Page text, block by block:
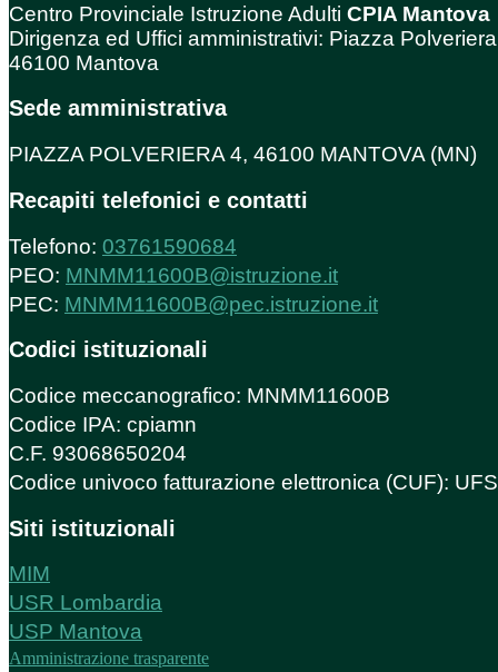
Centro Provinciale Istruzione Adulti CPIA Mantova
Dirigenza ed Uffici amministrativi: Piazza
46100 Mantova
Sede amministrativa
PIAZZA POLVERIERA 4, 46100 MANTOVA (MN)
Recapiti telefonici e contatti
Telefono: 03761590684
PEO: MNMM11600B@istruzione.it
PEC: MNMM11600B@pec.istruzione.it
Codici istituzionali
Codice meccanografico: MNMM11600B
Codice IPA: cpiamn
C.F. 93068650204
Codice univoco fatturazione elettronica (CUF):
Siti istituzionali
MIM
USR Lombardia
USP Mantova
Amministrazione trasparente